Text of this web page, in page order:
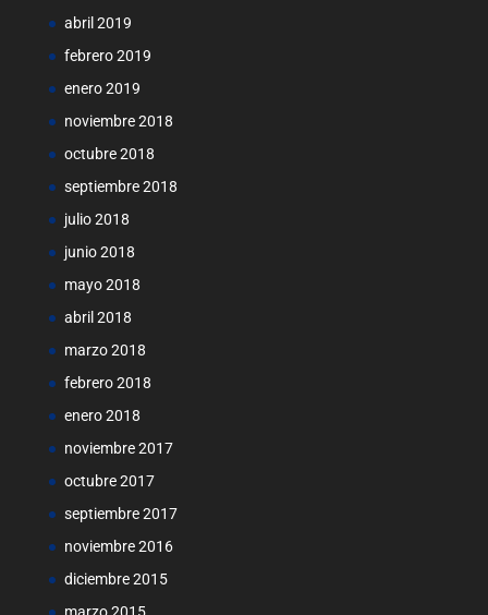
abril 2019
febrero 2019
enero 2019
noviembre 2018
octubre 2018
septiembre 2018
julio 2018
junio 2018
mayo 2018
abril 2018
marzo 2018
febrero 2018
enero 2018
noviembre 2017
octubre 2017
septiembre 2017
noviembre 2016
diciembre 2015
marzo 2015